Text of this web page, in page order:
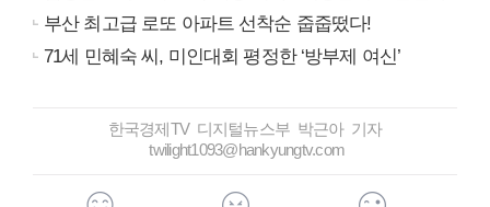
부산 최고급 로또 아파트 선착순 줍줍떴다!
71세 민혜숙 씨, 미인대회 평정한 ‘방부제 여신’
한국경제TV 디지털뉴스부 박근아 기자
twilight1093@hankyungtv.com